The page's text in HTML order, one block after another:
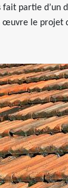
partie d’un
œuvre le projet